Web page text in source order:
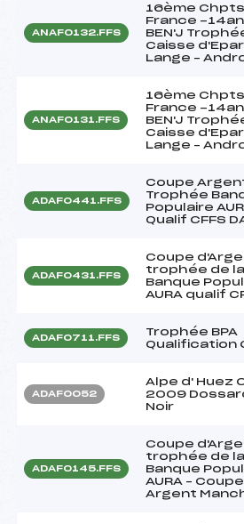
ANAF0132.FFS
16ème
France -
BEN'J
Caisse
Lange –
ANAF0131.FFS
16ème
France -
BEN'J
Caisse
Lange –
ADAF0441.FFS
Coupe
Trophée
Populaire
Qualif CFFS
ADAF0431.FFS
Coupe
trophée de la
Banque
AURA qualif
ADAF0711.FFS
Trophée BPA
Qualification
ADAF0052
Alpe d' Huez
2009
Noir
ADAF0145.FFS
Coupe
trophée de la
Banque
AURA – Coupe
Argent